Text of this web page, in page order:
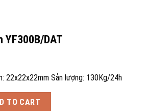
YF300B/DAT
22x22x22mm Sản lượng: 130Kg/24h
DAT quantity
TO CART